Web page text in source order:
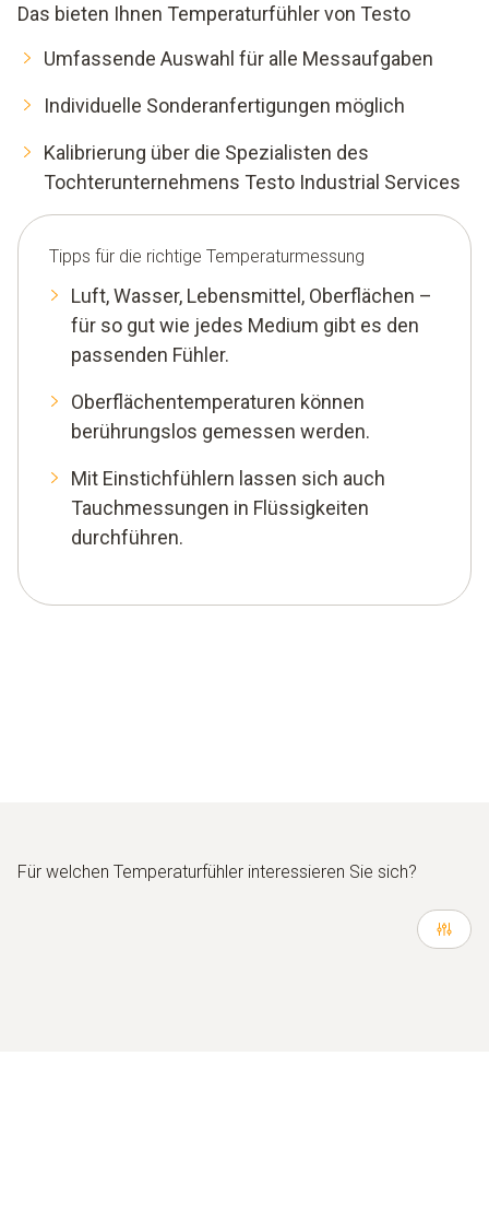
Das bieten Ihnen Temperaturfühler von Testo
Umfassende Auswahl für alle Messaufgaben
Individuelle Sonderanfertigungen möglich
Kalibrierung über die Spezialisten des
Tochterunternehmens Testo Industrial Services
Tipps für die richtige Temperaturmessung
Luft, Wasser, Lebensmittel, Oberflächen –
für so gut wie jedes Medium gibt es den
passenden Fühler.
Oberflächentemperaturen können
berührungslos gemessen werden.
Mit Einstichfühlern lassen sich auch
Tauchmessungen in Flüssigkeiten
durchführen.
Für welchen Temperaturfühler interessieren Sie sich?